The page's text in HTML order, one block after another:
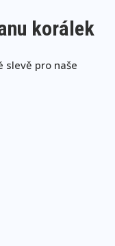
korálek
slevě pro naše